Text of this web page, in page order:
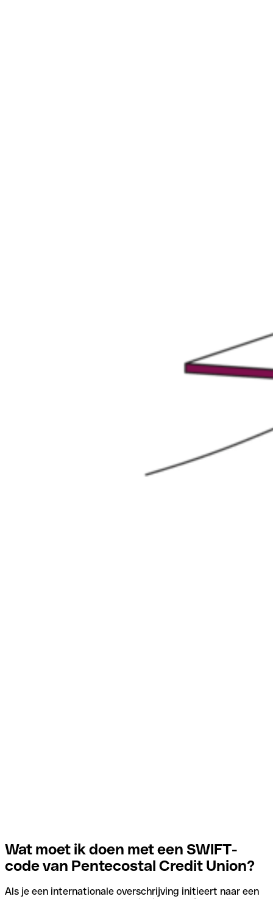
Wat moet ik doen met een SWIFT-
code van Pentecostal Credit Union?
Als je een internationale overschrijving initieert naar een